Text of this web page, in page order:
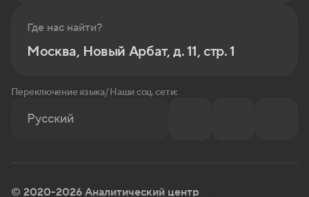
Где нас найти?
Москва, Новый Арбат, д. 11, стр. 1
Переключение языка/ Наши соц. сети:
Русский
© 2020-2026 Аналитический центр